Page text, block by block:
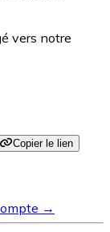
vers notre
Copier le lien
→